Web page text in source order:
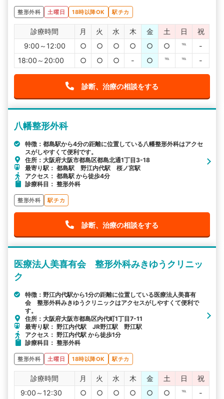
整形外科 土曜日 18時以降OK 駅チカ
診療時間 月 火 水 木 金 土 日
祝
9:00～12:00
○ ○ ○ ○ ○ ○ ℡
-
18:00～20:00
○ ○ ○ - ○ ℡ ℡ -
診断、治療の相談をする
八幡整形外科
特徴：都島駅から4分の距離に位置している八幡整形外科はアクセ
スがしやすくて便利です。
住所：大阪府大阪市都島区都島北通1丁目3-18
最寄り駅： 都島駅 野江内代駅 桜ノ宮駅
アクセス： 都島駅 から徒歩4分
診療科目： 整形外科
整形外科 駅チカ
診断、治療の相談をする
医療法人美喜有会 整形外科みきゆうクリニッ
ク
特徴：野江内代駅から1分の距離に位置している医療法人美喜有
会 整形外科みきゆうクリニックはアクセスがしやすくて便利で
す。
住所：大阪府大阪市都島区内代町1丁目7-11
最寄り駅： 野江内代駅 JR野江駅 野江駅
アクセス： 野江内代駅 から徒歩1分
診療科目： 整形外科
整形外科 土曜日 18時以降OK 駅チカ
診療時間 月 火 水 木 金 土 日
祝
9:00～12:30
○ ○ ○ ○ ○ ○ ℡
-